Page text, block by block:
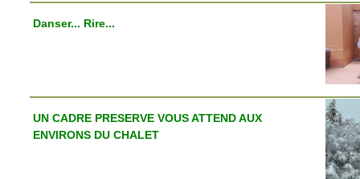
Danser... Rire...
UN CADRE PRESERVE VOUS ATTEND AUX
ENVIRONS DU CHALET